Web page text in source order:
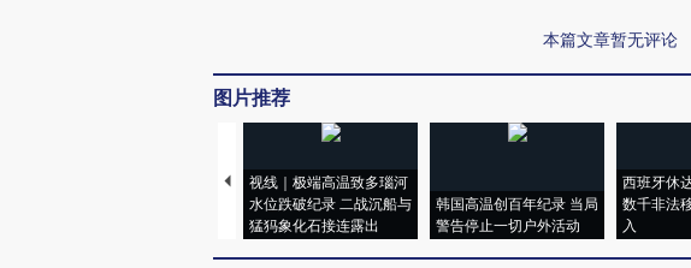
本篇文章暂无评论
图片推荐
视线｜极端高温致多瑙河
水位跌破纪录 二战沉船与
猛犸象化石接连露出
韩国高温创百年纪录 当局
警告停止一切户外活动
西班牙休
数千非法
入